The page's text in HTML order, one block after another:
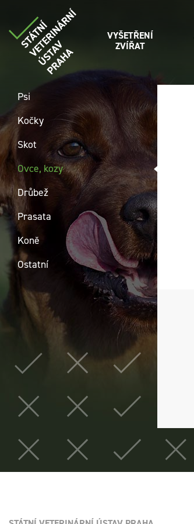
VYŠETŘENÍ
ZVÍŘAT
Psi
Kočky
Skot
Ovce, kozy
Drůbež
Prasata
Koně
Ostatní